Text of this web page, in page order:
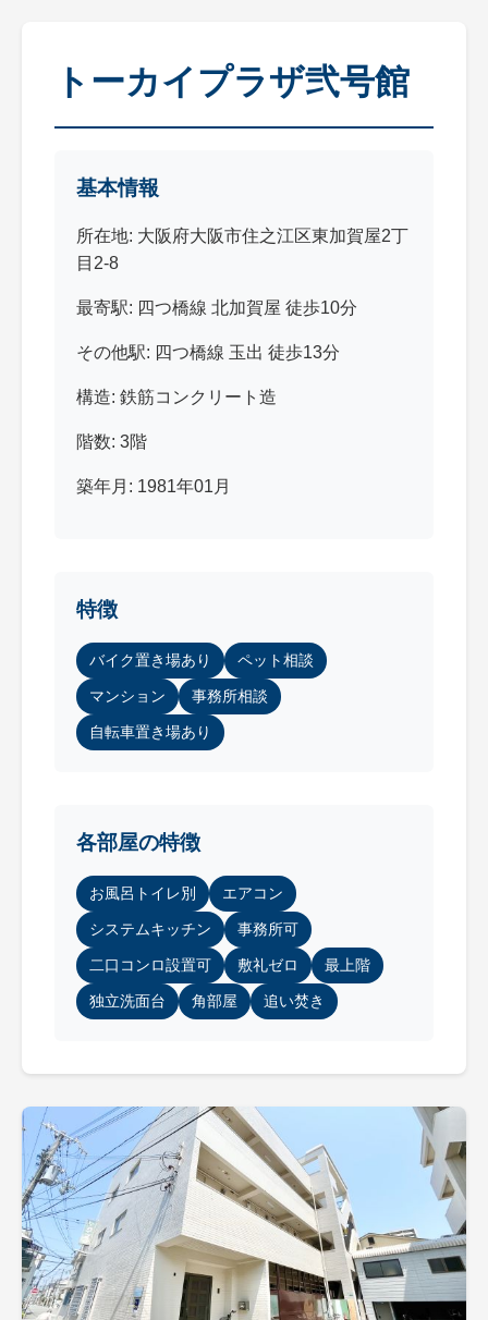
トーカイプラザ弐号館
基本情報
所在地: 大阪府大阪市住之江区東加賀屋2丁
目2-8
最寄駅: 四つ橋線 北加賀屋 徒歩10分
その他駅: 四つ橋線 玉出 徒歩13分
構造: 鉄筋コンクリート造
階数: 3階
築年月: 1981年01月
特徴
バイク置き場あり ペット相談
マンション 事務所相談
自転車置き場あり
各部屋の特徴
お風呂トイレ別 エアコン
システムキッチン 事務所可
二口コンロ設置可 敷礼ゼロ 最上階
独立洗面台 角部屋 追い焚き